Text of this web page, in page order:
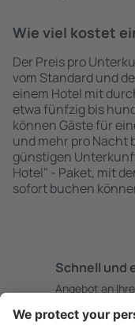
Wie viel kostet
Der Preis pro
vom Standard und
einem Hotel mit
etwa fünfzig bis
können Gäste für
und mehr pro Nacht
günstigen
Hotel" - Paket, mit
sofort buchen
Schnell und
Angebot an